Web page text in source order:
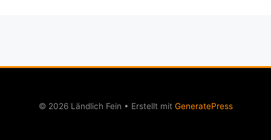
© 2026 Ländlich Fein • Erstellt mit GeneratePress